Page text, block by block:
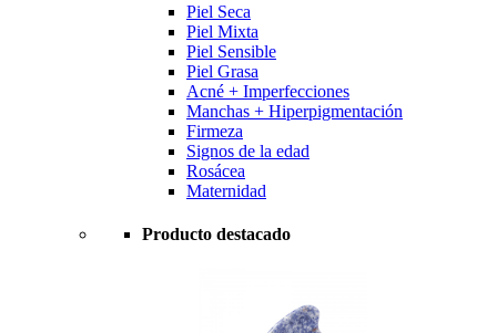
Piel Seca
Piel Mixta
Piel Sensible
Piel Grasa
Acné + Imperfecciones
Manchas + Hiperpigmentación
Firmeza
Signos de la edad
Rosácea
Maternidad
Producto destacado